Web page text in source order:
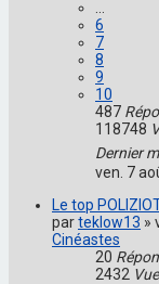
6
7
8
9
10
487
118748
Dernier
ven. 7
Le top
parteklow13 »
Cinéastes
20
2432